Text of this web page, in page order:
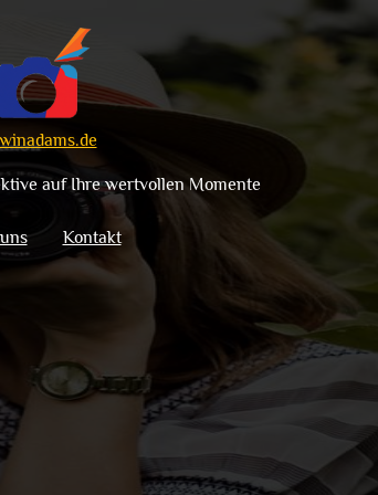
auf Ihre wertvollen Momente
Kontakt